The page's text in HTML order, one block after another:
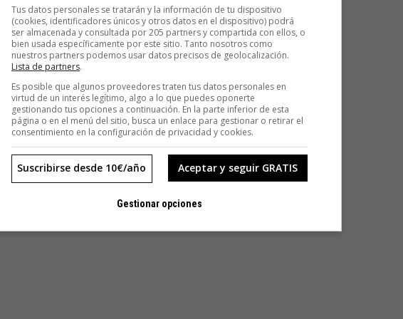
de los que empezaron en la primera hornada del 2000 en
Hasta 2007, cada vez que me presentaban un proyecto
es que realmente ha despegado desde BuyVip y
gente que paga productos por Internet. Esto abre un
la plataforma para mantener la base de datos nos
máquinas y viví unas situaciones tremendas. Esas
alucinado cuando estuvo Mark Zuckerberg por Madrid.
contó que durante los primeros meses de Facbeook, el
a nosotros nos costó 600.000 euros, hoy lo puedes tener
Tus datos personales se tratarán y la información de tu dispositivo
(cookies, identificadores únicos y otros datos en el dispositivo) podrá
ser almacenada y consultada por 205 partners y compartida con ellos, o
bien usada específicamente por este sitio. Tanto nosotros como
nuestros partners podemos usar datos precisos de geolocalización.
Lista de partners.
Es posible que algunos proveedores traten tus datos personales en
virtud de un interés legítimo, algo a lo que puedes oponerte
gestionando tus opciones a continuación. En la parte inferior de esta
página o en el menú del sitio, busca un enlace para gestionar o retirar el
consentimiento en la configuración de privacidad y cookies.
Aceptar y seguir GRATIS
Suscribirse desde 10€/año
Gestionar opciones